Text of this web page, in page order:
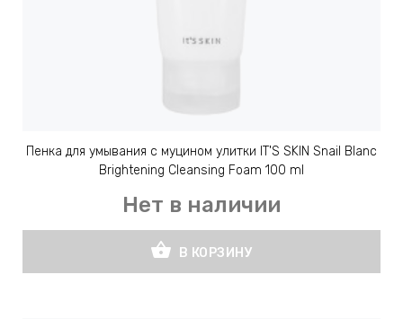
Пенка для умывания с муцином улитки IT'S SKIN Snail Blanc
Brightening Cleansing Foam 100 ml
Нет в наличии
shopping_basket В КОРЗИНУ